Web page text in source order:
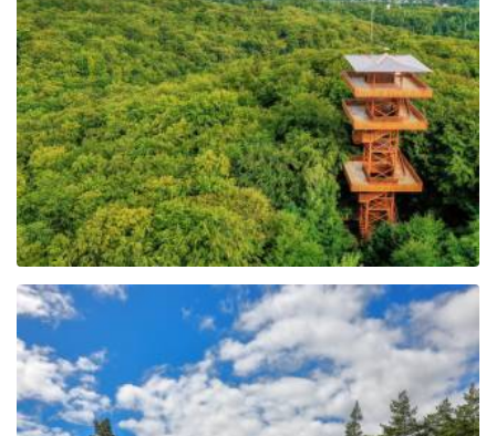
Wieża widokowa im.
Jana Pawła II na Wieżycy